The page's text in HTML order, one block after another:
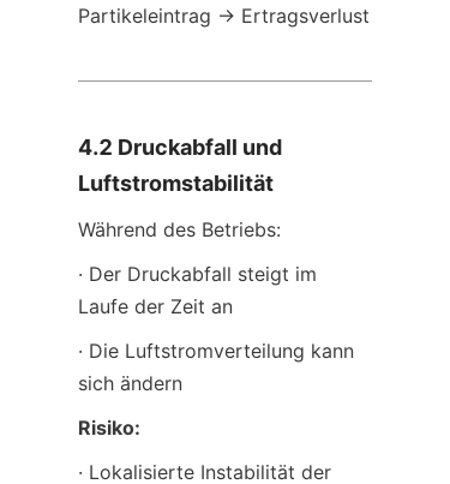
Partikeleintrag → Ertragsverlust
4.2 Druckabfall und
Luftstromstabilität
Während des Betriebs:
· Der Druckabfall steigt im
Laufe der Zeit an
· Die Luftstromverteilung kann
sich ändern
Risiko:
· Lokalisierte Instabilität der